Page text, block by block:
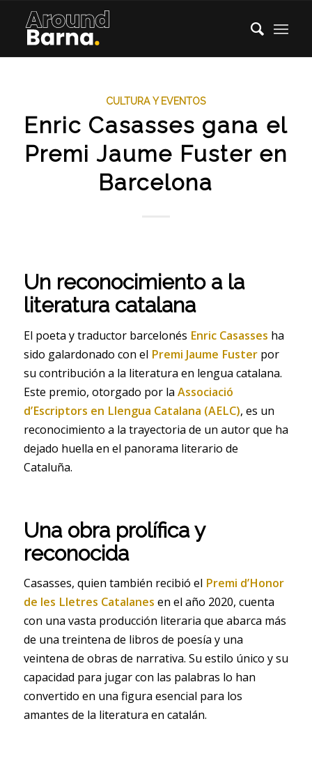
CULTURA Y EVENTOS
Enric Casasses gana el
Premi Jaume Fuster en
Barcelona
Un reconocimiento a la
literatura catalana
El poeta y traductor barcelonés Enric Casasses ha
sido galardonado con el Premi Jaume Fusterpor
su contribución a la literatura en lengua catalana.
Este premio, otorgado por la Associació
d’Escriptors en Llengua Catalana (AELC), es un
reconocimiento a la trayectoria de un autor que ha
dejado huella en el panorama literario de
Cataluña.
Una obra prolífica y
reconocida
Casasses, quien también recibió el Premi d’Honor
de les Lletres Catalanes en el año 2020, cuenta
con una vasta producción literaria que abarca más
de una treintena de libros de poesía y una
veintena de obras de narrativa. Su estilo único y su
capacidad para jugar con las palabras lo han
convertido en una figura esencial para los
amantes de la literatura en catalán.